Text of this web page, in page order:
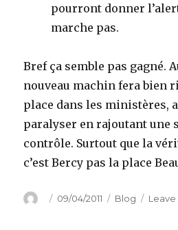
pourront donner
marche pas.
Bref ça semble pas gagné.
nouveau machin fera bien
place dans les ministères,
paralyser en rajoutant une
contrôle. Surtout que la
c’est Bercy pas la place
Author
Posted
09/04/2011 Categories
Blog